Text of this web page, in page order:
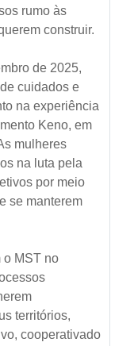
rumo às
construir.
de 2025,
cuidados e
na experiência
Keno, em
mulheres
na luta pela
por meio
se manterem
o MST no
territórios,
cooperativado